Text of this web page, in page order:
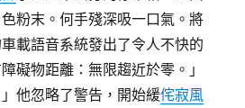
粉末。何手殘深吸一口氣。將
載語音系統發出了令人不快的
礙物距離：無限趨近於零。」
」他忽略了警告，開始緩侘寂風